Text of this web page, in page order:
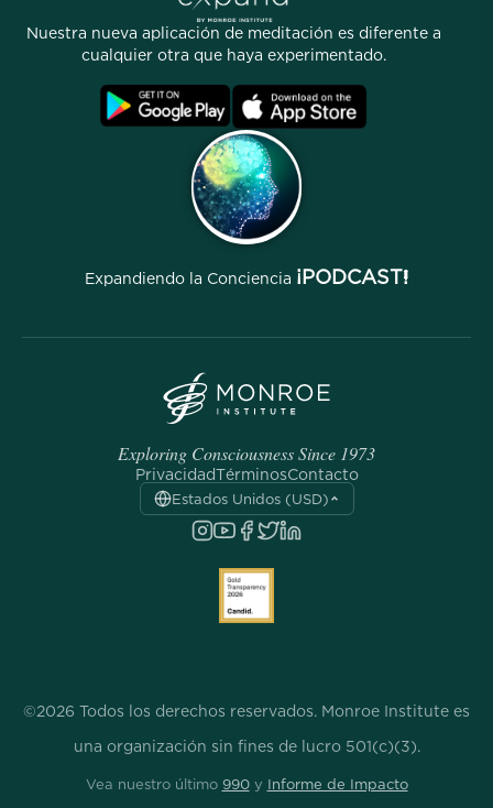
Programa de Afiliados
Ubicaciones
Preguntas frecuentes
Nuestra nueva aplicación de meditación es diferente a
cualquier otra que haya experimentado.
Expandiendo la Conciencia ¡PODCAST!
Exploring Consciousness Since 1973
PrivacidadTérminosContacto
Estados Unidos (USD)
©2026 Todos los derechos reservados. Monroe Institute es
una organización sin fines de lucro 501(c)(3).
Vea nuestro último 990y Informe de Impacto